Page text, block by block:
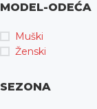
MODEL-ODEĆA
Muški
Ženski
SEZONA